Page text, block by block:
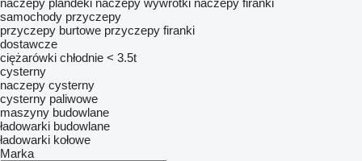
naczepy plandeki naczepy wywrotki naczepy firanki
samochody przyczepy
przyczepy burtowe przyczepy firanki
dostawcze
ciężarówki chłodnie < 3.5t
cysterny
naczepy cysterny
cysterny paliwowe
maszyny budowlane
ładowarki budowlane
ładowarki kołowe
Marka